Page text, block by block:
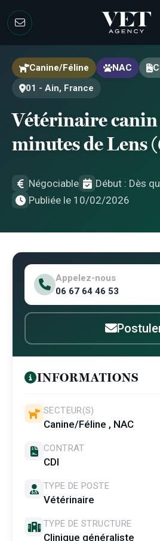
Canine/Féline NAC
01 - Ain, France
Vétérinaire
minutes de Lens
Négociable
Début : Dès
Publiée le 10/02/2026
Appelez-nous
06 67 64 46 53
INFORMATIONS
SECTEUR(S)
Canine/Féline , NAC
CONTRAT
CDI
TYPE DE POSTE
Vétérinaire
TYPE DE STRUCTURE
Clinique généraliste